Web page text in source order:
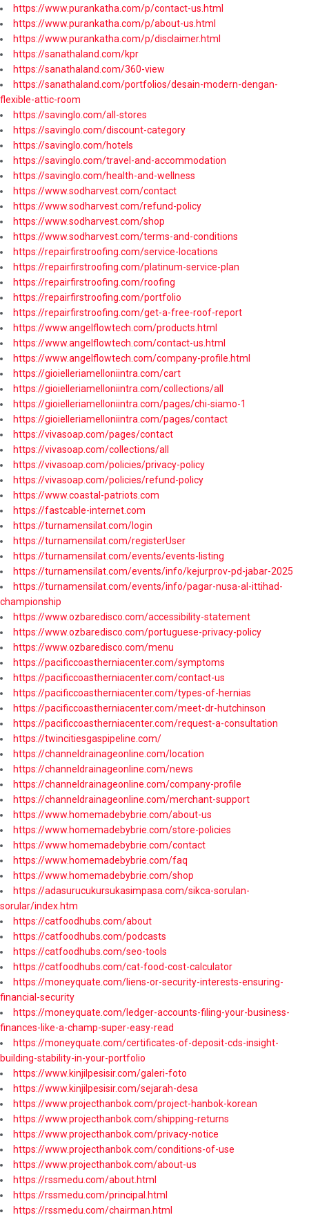
https://www.purankatha.com/p/contact-us.html
https://www.purankatha.com/p/about-us.html
https://www.purankatha.com/p/disclaimer.html
https://sanathaland.com/kpr
https://sanathaland.com/360-view
https://sanathaland.com/portfolios/desain-modern-dengan-
flexible-attic-room
https://savinglo.com/all-stores
https://savinglo.com/discount-category
https://savinglo.com/hotels
https://savinglo.com/travel-and-accommodation
https://savinglo.com/health-and-wellness
https://www.sodharvest.com/contact
https://www.sodharvest.com/refund-policy
https://www.sodharvest.com/shop
https://www.sodharvest.com/terms-and-conditions
https://repairfirstroofing.com/service-locations
https://repairfirstroofing.com/platinum-service-plan
https://repairfirstroofing.com/roofing
https://repairfirstroofing.com/portfolio
https://repairfirstroofing.com/get-a-free-roof-report
https://www.angelflowtech.com/products.html
https://www.angelflowtech.com/contact-us.html
https://www.angelflowtech.com/company-profile.html
https://gioielleriamelloniintra.com/cart
https://gioielleriamelloniintra.com/collections/all
https://gioielleriamelloniintra.com/pages/chi-siamo-1
https://gioielleriamelloniintra.com/pages/contact
https://vivasoap.com/pages/contact
https://vivasoap.com/collections/all
https://vivasoap.com/policies/privacy-policy
https://vivasoap.com/policies/refund-policy
https://www.coastal-patriots.com
https://fastcable-internet.com
https://turnamensilat.com/login
https://turnamensilat.com/registerUser
https://turnamensilat.com/events/events-listing
https://turnamensilat.com/events/info/kejurprov-pd-jabar-2025
https://turnamensilat.com/events/info/pagar-nusa-al-ittihad-
championship
https://www.ozbaredisco.com/accessibility-statement
https://www.ozbaredisco.com/portuguese-privacy-policy
https://www.ozbaredisco.com/menu
https://pacificcoastherniacenter.com/symptoms
https://pacificcoastherniacenter.com/contact-us
https://pacificcoastherniacenter.com/types-of-hernias
https://pacificcoastherniacenter.com/meet-dr-hutchinson
https://pacificcoastherniacenter.com/request-a-consultation
https://twincitiesgaspipeline.com/
https://channeldrainageonline.com/location
https://channeldrainageonline.com/news
https://channeldrainageonline.com/company-profile
https://channeldrainageonline.com/merchant-support
https://www.homemadebybrie.com/about-us
https://www.homemadebybrie.com/store-policies
https://www.homemadebybrie.com/contact
https://www.homemadebybrie.com/faq
https://www.homemadebybrie.com/shop
https://adasurucukursukasimpasa.com/sikca-sorulan-
sorular/index.htm
https://catfoodhubs.com/about
https://catfoodhubs.com/podcasts
https://catfoodhubs.com/seo-tools
https://catfoodhubs.com/cat-food-cost-calculator
https://moneyquate.com/liens-or-security-interests-ensuring-
financial-security
https://moneyquate.com/ledger-accounts-filing-your-business-
finances-like-a-champ-super-easy-read
https://moneyquate.com/certificates-of-deposit-cds-insight-
building-stability-in-your-portfolio
https://www.kinjilpesisir.com/galeri-foto
https://www.kinjilpesisir.com/sejarah-desa
https://www.projecthanbok.com/project-hanbok-korean
https://www.projecthanbok.com/shipping-returns
https://www.projecthanbok.com/privacy-notice
https://www.projecthanbok.com/conditions-of-use
https://www.projecthanbok.com/about-us
https://rssmedu.com/about.html
https://rssmedu.com/principal.html
https://rssmedu.com/chairman.html